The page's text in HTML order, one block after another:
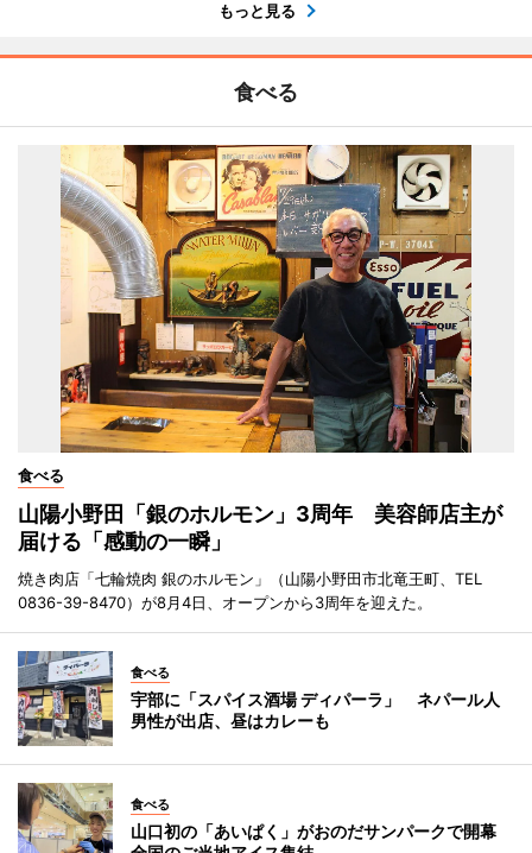
もっと見る
食べる
食べる
山陽小野田「銀のホルモン」3周年 美容師店主が
届ける「感動の一瞬」
焼き肉店「七輪焼肉 銀のホルモン」（山陽小野田市北竜王町、TEL
0836-39-8470）が8月4日、オープンから3周年を迎えた。
食べる
宇部に「スパイス酒場 ディパーラ」 ネパール人
男性が出店、昼はカレーも
食べる
山口初の「あいぱく」がおのだサンパークで開幕